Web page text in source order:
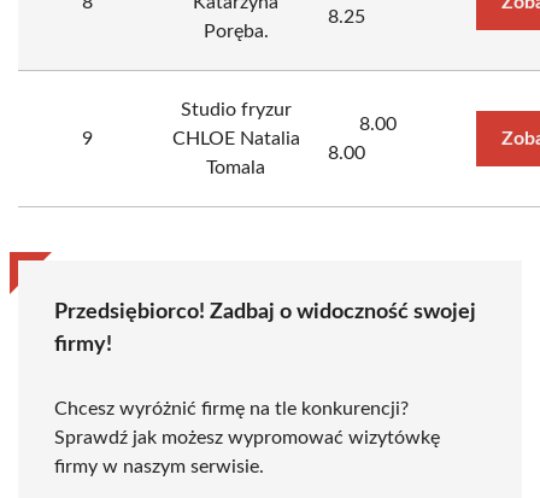
Poręba.
8.25
9
Studio fryzur
CHLOE Natalia
Tomala
8.00
8.00
Przedsiębiorco! Zadbaj o widoczność swojej
firmy!
Chcesz wyróżnić firmę na tle konkurencji?
Sprawdź jak możesz wypromować wizytówkę
firmy w naszym serwisie.